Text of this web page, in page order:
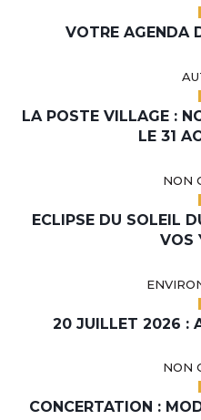
VOTRE AGENDA
LA POSTE VILLAGE :
LE 31
NON
ECLIPSE DU SOLEIL
VOS
20 JUILLET 2026 :
NON
CONCERTATION :